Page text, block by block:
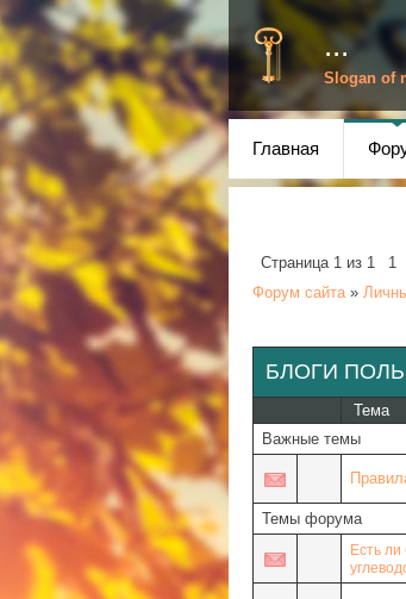
...
Slogan of
Главная
Страница 1 из 1
1
Форум сайта »
БЛОГИ
Тема
Важные темы
Темы форума
Есть